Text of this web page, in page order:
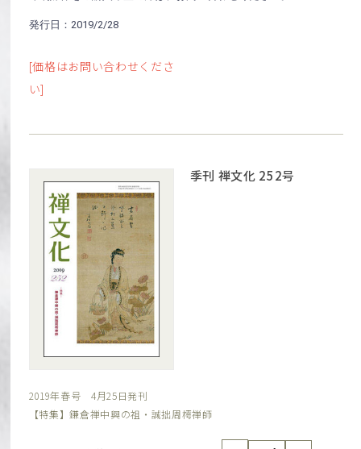
発行日：2019/2/28
[価格はお問い合わせくださ
い]
季刊 禅文化 252号
2019年春号 4月25日発刊
【特集】鎌倉禅中興の祖・誠拙周樗禅師